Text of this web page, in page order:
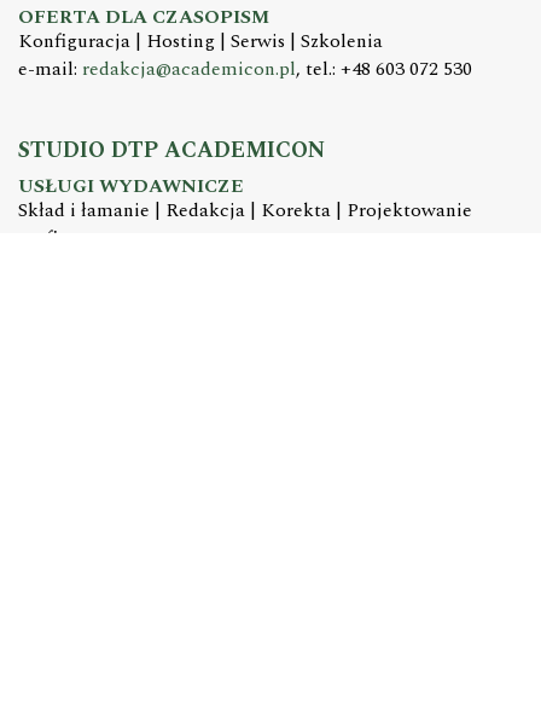
OFERTA DLA CZASOPISM
Konfiguracja | Hosting | Serwis | Szkolenia
e-mail: redakcja@academicon.pl, tel.: +48 603 072 530
STUDIO DTP ACADEMICON
USŁUGI WYDAWNICZE
Skład i łamanie | Redakcja | Korekta | Projektowanie
graficzne